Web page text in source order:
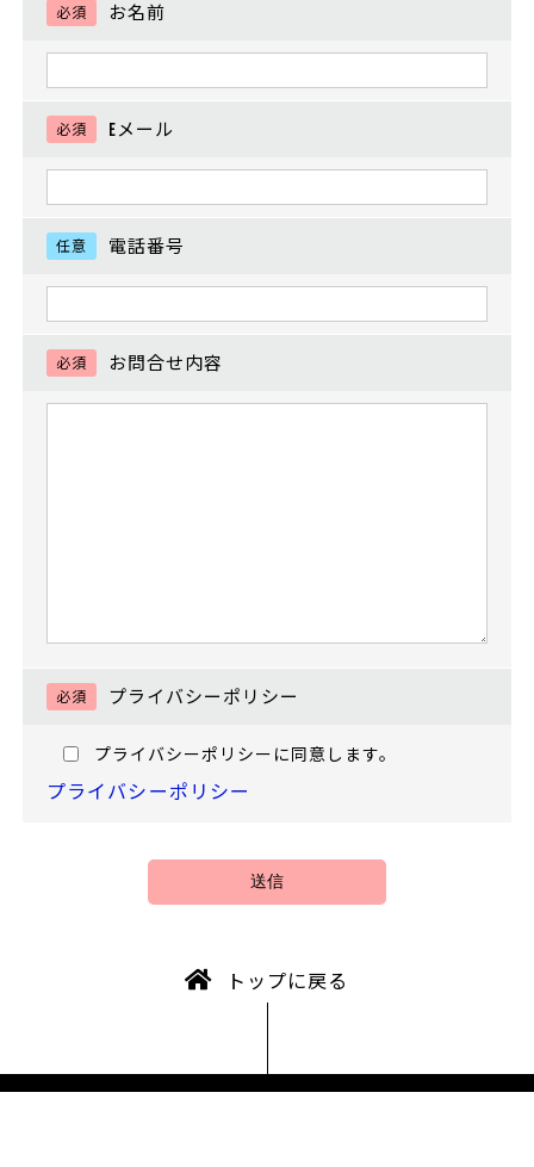
必須 お名前
必須 Eメール
任意 電話番号
必須 お問合せ内容
必須 プライバシーポリシー
プライバシーポリシーに同意します。
プライバシーポリシー
トップに戻る